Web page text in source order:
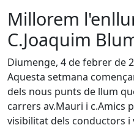
Millorem
C.Joaquim
Diumenge, 4 de febrer de
Aquesta setmana
dels nous punts de llum
carrers av.Mauri i c.Amics
visibilitat dels conductors i